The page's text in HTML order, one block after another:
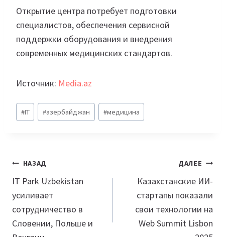
Открытие центра потребует подготовки
специалистов, обеспечения сервисной
поддержки оборудования и внедрения
современных медицинских стандартов.
Источник: Media.az
Метки
записи:
#IT #азербайджан #медицина
Навигация
по
записям
НАЗАД
IT Park Uzbekistan
усиливает
сотрудничество в
Словении, Польше и
ДАЛЕЕ
Казахстанские ИИ-
стартапы показали
свои технологии на
Web Summit Lisbon